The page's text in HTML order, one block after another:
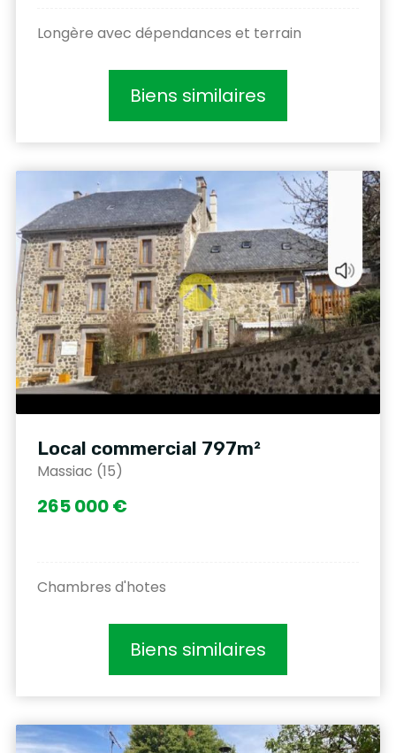
Longère avec dépendances et terrain
Biens similaires
Local commercial 797m²
Massiac (15)
265 000 €
Chambres d'hotes
Biens similaires